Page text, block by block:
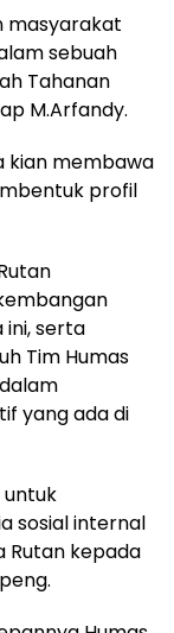
masyarakat
sebuah
Tahanan
M.Arfandy.
kian membawa
profil
ini, serta
Tim Humas
yang ada di
untuk
sosial internal
Rutan kepada